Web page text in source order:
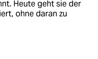
Heute geht sie der
ohne daran zu